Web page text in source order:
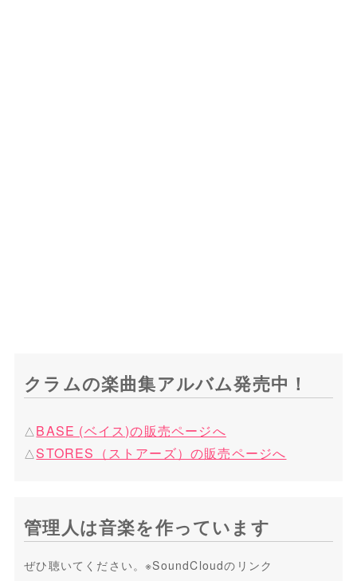
クラムの楽曲集アルバム発売中！
BASE (ベイス)の販売ページへ
STORES（ストアーズ）の販売ページへ
管理人は音楽を作っています
ぜひ聴いてください。※SoundCloudのリンク